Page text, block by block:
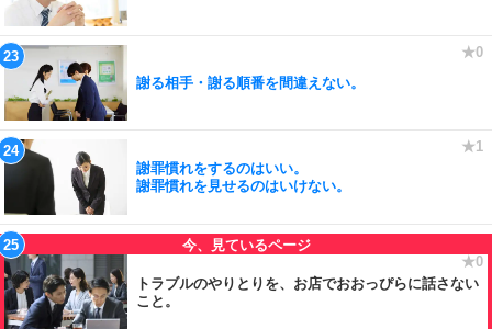
謝る相手・謝る順番を間違えない。
謝罪慣れをするのはいい。
謝罪慣れを見せるのはいけない。
トラブルのやりとりを、お店でおおっぴらに話さない
こと。